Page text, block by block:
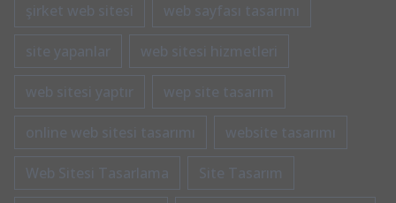
şirket web sitesi web sayfası tasarımı
site yapanlar web sitesi hizmetleri
web sitesi yaptır wep site tasarım
online web sitesi tasarımı website tasarımı
Web Sitesi Tasarlama Site Tasarım